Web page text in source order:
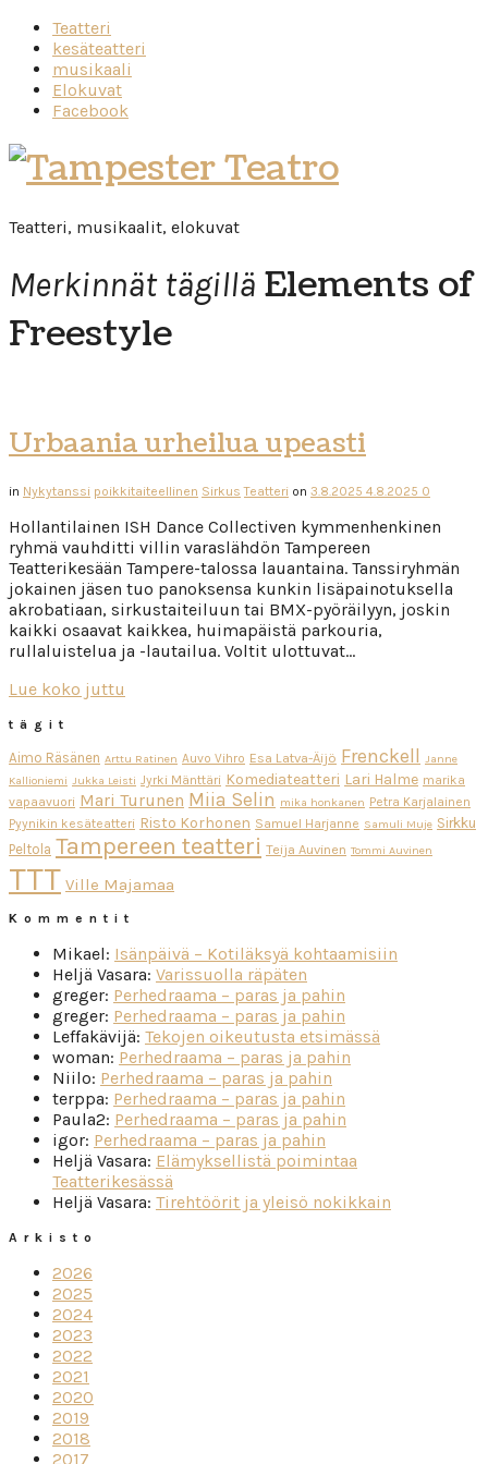
Teatteri
kesäteatteri
musikaali
Elokuvat
Facebook
Tampester
Teatro
Teatteri, musikaalit, elokuvat
Merkinnät tägillä Elements of
Freestyle
Urbaania urheilua upeasti
in Nykytanssi poikkitaiteellinen Sirkus Teatteri on 3.8.2025 4.8.2025 0
Hollantilainen ISH Dance Collectiven kymmenhenkinen
ryhmä vauhditti villin varaslähdön Tampereen
Teatterikesään Tampere-talossa lauantaina. Tanssiryhmän
jokainen jäsen tuo panoksensa kunkin lisäpainotuksella
akrobatiaan, sirkustaiteiluun tai BMX-pyöräilyyn, joskin
kaikki osaavat kaikkea, huimapäistä parkouria,
rullaluistelua ja -lautailua. Voltit ulottuvat…
Lue koko juttu
tägit
Aimo Räsänen Arttu Ratinen Auvo Vihro Esa Latva-Äijö Frenckell
Janne
Kallioniemi
Jukka Leisti Jyrki Mänttäri Komediateatteri Lari Halme marika
vapaavuori Mari Turunen Miia Selin mika honkanen Petra Karjalainen
Pyynikin kesäteatteri Risto Korhonen Samuel Harjanne Samuli Muje Sirkku
Peltola Tampereen teatteri Teija Auvinen Tommi Auvinen
TTT Ville Majamaa
Kommentit
Mikael: Isänpäivä – Kotiläksyä kohtaamisiin
Heljä Vasara: Varissuolla räpäten
greger: Perhedraama – paras ja pahin
greger: Perhedraama – paras ja pahin
Leffakävijä: Tekojen oikeutusta etsimässä
woman: Perhedraama – paras ja pahin
Niilo: Perhedraama – paras ja pahin
terppa: Perhedraama – paras ja pahin
Paula2: Perhedraama – paras ja pahin
igor: Perhedraama – paras ja pahin
Heljä Vasara: Elämyksellistä poimintaa
Teatterikesässä
Heljä Vasara: Tirehtöörit ja yleisö nokikkain
Arkisto
2026
2025
2024
2023
2022
2021
2020
2019
2018
2017